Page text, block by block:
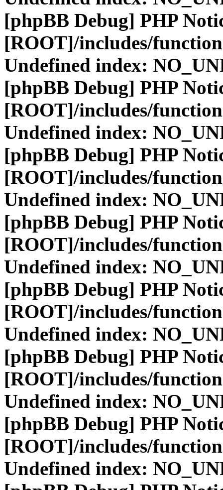
[phpBB Debug] PHP
[ROOT]/includes/
Undefined index:
[phpBB Debug] PHP
[ROOT]/includes/
Undefined index:
[phpBB Debug] PHP
[ROOT]/includes/
Undefined index:
[phpBB Debug] PHP
[ROOT]/includes/
Undefined index:
[phpBB Debug] PHP
[ROOT]/includes/
Undefined index:
[phpBB Debug] PHP
[ROOT]/includes/
Undefined index:
[phpBB Debug] PHP
[ROOT]/includes/
Undefined index: